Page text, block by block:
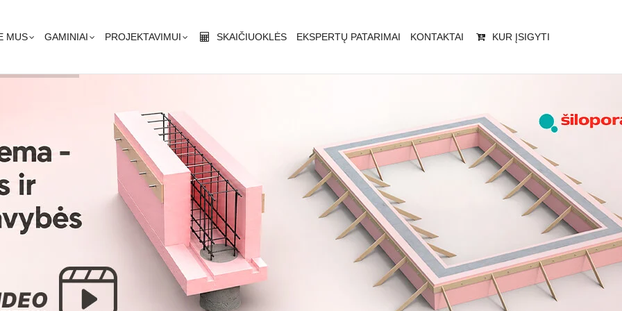
MUS GAMINIAI PROJEKTAVIMUI SKAIČIUOKLĖS EKSPERTŲ PATARIMAI KONTAKTAI KUR ĮSIGYTI